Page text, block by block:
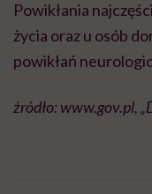
Powikłania
życia oraz u osób
powikłań
źródło: www.gov.pl,